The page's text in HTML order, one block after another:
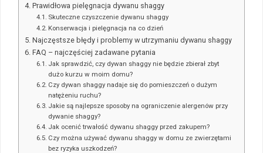
Prawidłowa pielęgnacja dywanu shaggy
Skuteczne czyszczenie dywanu shaggy
Konserwacja i pielęgnacja na co dzień
Najczęstsze błędy i problemy w utrzymaniu dywanu shaggy
FAQ – najczęściej zadawane pytania
Jak sprawdzić, czy dywan shaggy nie będzie zbierał zbyt
dużo kurzu w moim domu?
Czy dywan shaggy nadaje się do pomieszczeń o dużym
natężeniu ruchu?
Jakie są najlepsze sposoby na ograniczenie alergenów przy
dywanie shaggy?
Jak ocenić trwałość dywanu shaggy przed zakupem?
Czy można używać dywanu shaggy w domu ze zwierzętami
bez ryzyka uszkodzeń?